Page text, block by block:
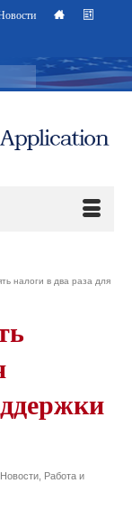
налоги в два раза для
Работа и